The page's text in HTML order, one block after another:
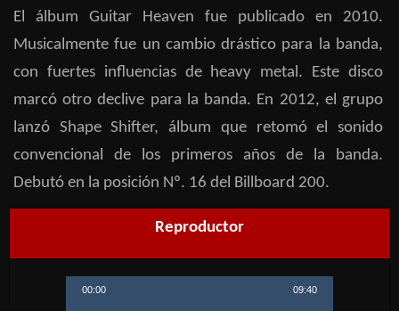
El álbum Guitar Heaven fue publicado en 2010.
Musicalmente fue un cambio drástico para la banda,
con fuertes influencias de heavy metal. Este disco
marcó otro declive para la banda. En 2012, el grupo
lanzó Shape Shifter, álbum que retomó el sonido
convencional de los primeros años de la banda.
Debutó en la posición Nº. 16 del Billboard 200.
Reproductor
00:00 09:40